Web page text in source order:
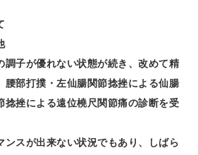
調子が優れない状態が続き、改めて精
腰部打撲・左仙腸関節捻挫による仙腸
捻挫による遠位橈尺関節痛の診断を受
ンスが出来ない状況でもあり、しばら